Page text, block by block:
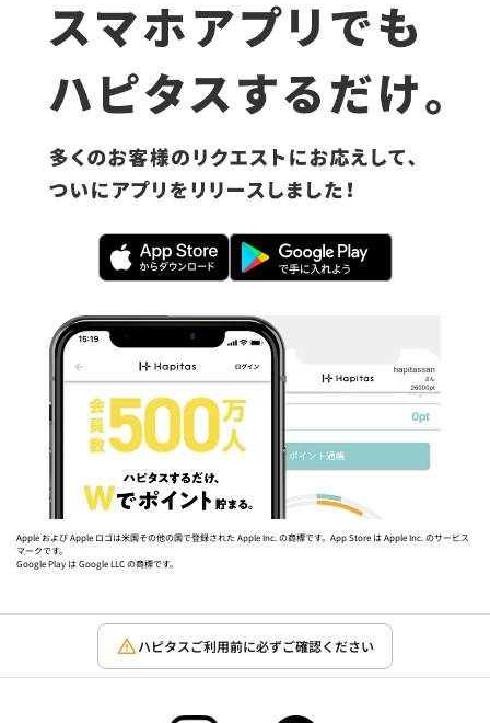
Apple および Apple ロゴは米国その他の国で登録された Apple Inc. の商標です。App Store は Apple Inc. のサービス
マークです。
Google Play は Google LLC の商標です。
ハピタスご利用前に必ずご確認ください